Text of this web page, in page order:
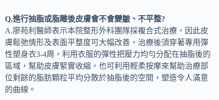
Q.進行抽脂或脂雕後皮膚會不會變皺、不平整?
A.廖苑利醫師表示本院整形外科團隊採複合式治療，因此皮
膚鬆弛情形及表面平整度可大幅改善，治療後須穿著專用彈
性塑身衣3-4周，利用衣服的彈性把壓力均勻分配在抽脂後的
區域，幫助皮膚緊實收縮，也可利用輕柔按摩來幫助治療部
位剩餘的脂肪顆粒平均分散於抽脂後的空間，塑造令人滿意
的曲線。